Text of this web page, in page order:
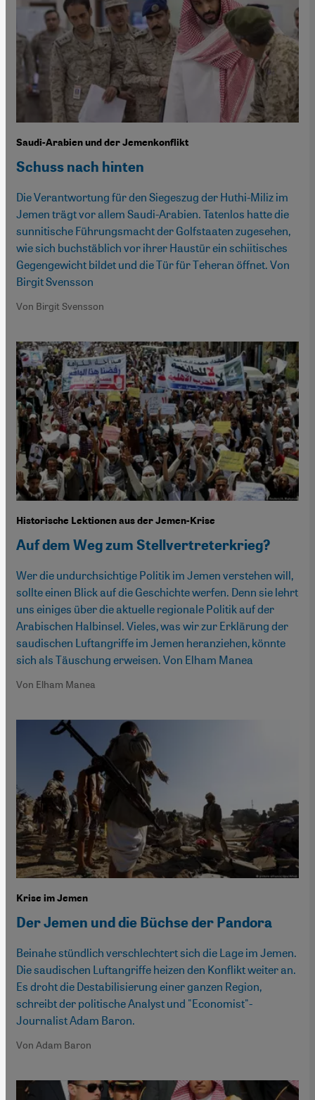
Saudi-Arabien und der Jemenkonflikt
Schuss nach hinten
Die Verantwortung für den Siegeszug der Huthi-Miliz im
Jemen trägt vor allem Saudi-Arabien. Tatenlos hatte die
sunnitische Führungsmacht der Golfstaaten zugesehen,
wie sich buchstäblich vor ihrer Haustür ein schiitisches
Gegengewicht bildet und die Tür für Teheran öffnet. Von
Birgit Svensson
Von Birgit Svensson
Historische Lektionen aus der Jemen-Krise
Auf dem Weg zum Stellvertreterkrieg?
Wer die undurchsichtige Politik im Jemen verstehen will,
sollte einen Blick auf die Geschichte werfen. Denn sie lehrt
uns einiges über die aktuelle regionale Politik auf der
Arabischen Halbinsel. Vieles, was wir zur Erklärung der
saudischen Luftangriffe im Jemen heranziehen, könnte
sich als Täuschung erweisen. Von Elham Manea
Von Elham Manea
Krise im Jemen
Der Jemen und die Büchse der Pandora
Beinahe stündlich verschlechtert sich die Lage im Jemen.
Die saudischen Luftangriffe heizen den Konflikt weiter an.
Es droht die Destabilisierung einer ganzen Region,
schreibt der politische Analyst und "Economist"-
Journalist Adam Baron.
Von Adam Baron